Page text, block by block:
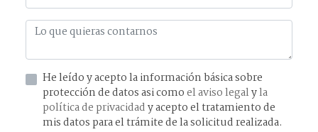
He leído y acepto la información básica sobre
protección de datos asi comoel aviso legalyla
política de privacidady acepto el tratamiento de
mis datos para el trámite de la solicitud realizada.